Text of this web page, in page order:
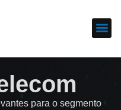
para o segmento